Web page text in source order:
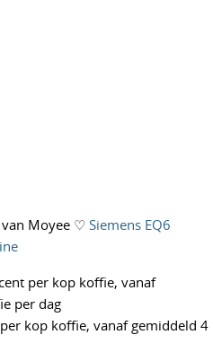
Moyee ♡ Siemens EQ6
per kop koffie, vanaf
per dag
kop koffie, vanaf gemiddeld 4